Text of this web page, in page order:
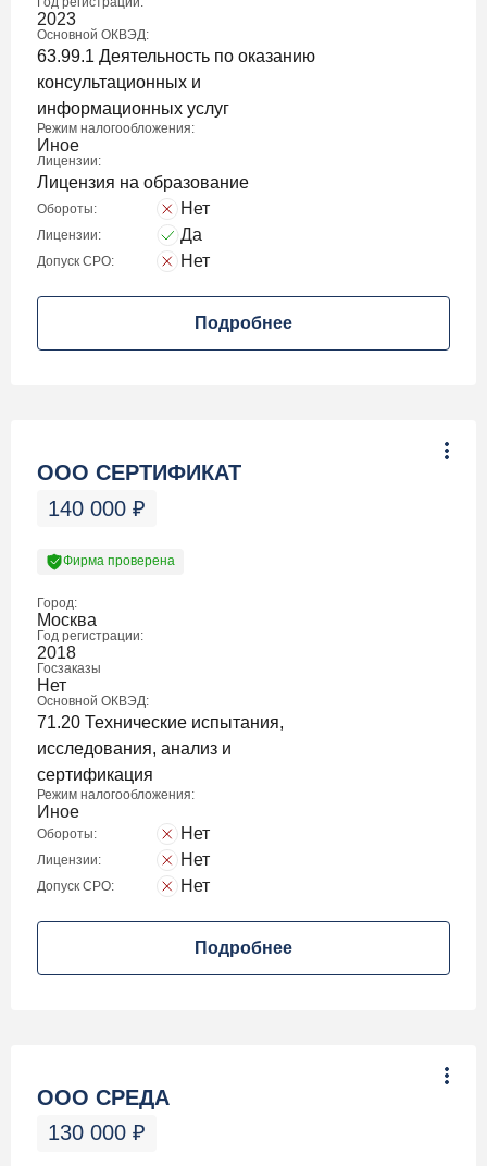
2023
Основной ОКВЭД:
63.99.1 Деятельность по оказанию
консультационных и
информационных услуг
Режим налогообложения:
Иное
Лицензии:
Лицензия на образование
Обороты: Нет
Лицензии: Да
Допуск СРО: Нет
Подробнее
ООО СЕРТИФИКАТ
140 000 ₽
Фирма проверена
Город:
Москва
Год регистрации:
2018
Госзаказы
Нет
Основной ОКВЭД:
71.20 Технические испытания,
исследования, анализ и
сертификация
Режим налогообложения:
Иное
Обороты: Нет
Лицензии: Нет
Допуск СРО: Нет
Подробнее
ООО СРЕДА
130 000 ₽